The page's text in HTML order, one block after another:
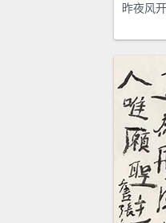
昨夜风